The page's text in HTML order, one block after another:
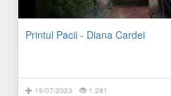
Printul Pacii - Diana Cardei
19/07/2023 1.281